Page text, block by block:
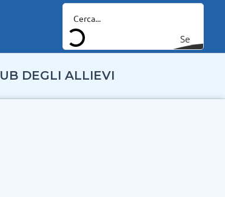
Se
DEGLI ALLIEVI